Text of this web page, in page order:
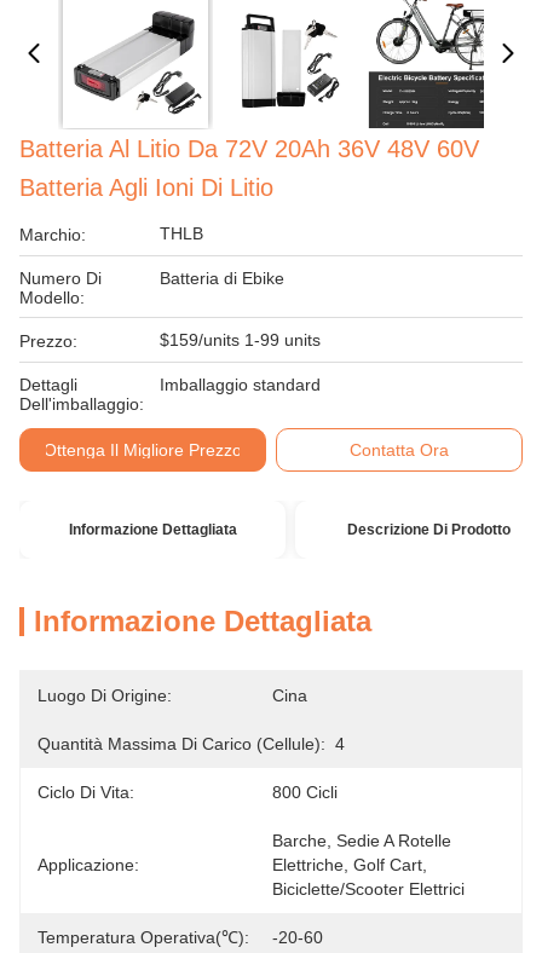
Batteria Al Litio Da 72V 20Ah 36V 48V 60V
Batteria Agli Ioni Di Litio
Marchio: THLB
Numero Di
Modello:
Batteria di Ebike
Prezzo: $159/units 1-99 units
Dettagli
Dell'imballaggio:
Imballaggio standard
Ottenga Il Migliore Prezzo Contatta Ora
Informazione Dettagliata Descrizione Di Prodotto
Informazione Dettagliata
Luogo Di Origine: Cina
Quantità Massima Di Carico (cellule): 4
Ciclo Di Vita: 800 Cicli
Applicazione:
Barche, Sedie A Rotelle
Elettriche, Golf Cart,
Biciclette/scooter Elettrici
Temperatura Operativa(℃): -20-60